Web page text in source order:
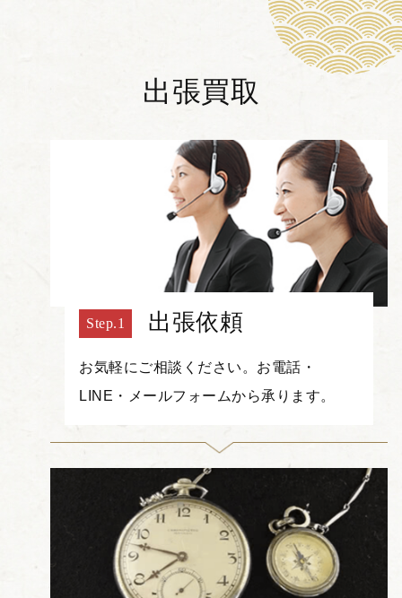
出張買取
出張依頼
お気軽にご相談ください。お電話・
LINE・メールフォームから承ります。